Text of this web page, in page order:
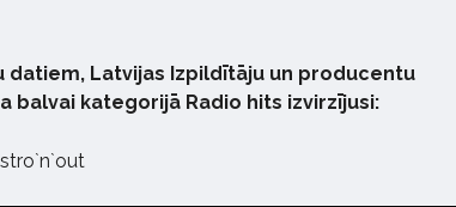
datiem, Latvijas Izpildītāju un producentu
balvai kategorijā Radio hits izvirzījusi: